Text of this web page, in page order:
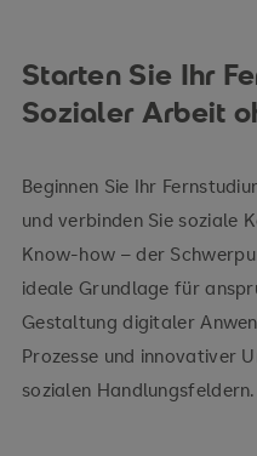
Starten Sie Ihr
Sozialer Arbeit
Beginnen Sie Ihr
und verbinden Sie soziale
Know-how – der
ideale Grundlage für
Gestaltung digitaler
Prozesse und innovativer
sozialen Handlungsfeldern.